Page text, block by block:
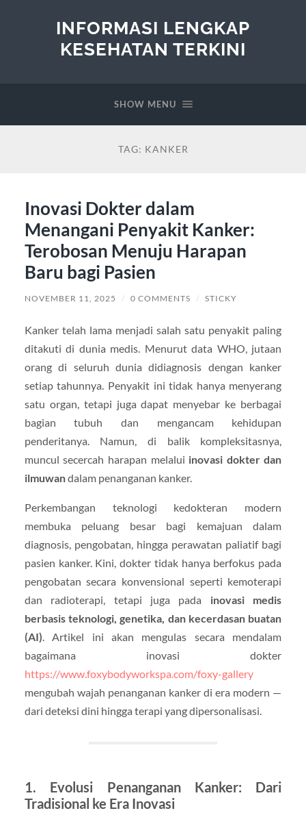
INFORMASI LENGKAP
KESEHATAN TERKINI
SHOW MENU
TAG: KANKER
Inovasi Dokter dalam
Menangani Penyakit Kanker:
Terobosan Menuju Harapan
Baru bagi Pasien
NOVEMBER 11, 2025 / 0 COMMENTS / STICKY
Kanker telah lama menjadi salah satu penyakit paling
ditakuti di dunia medis. Menurut data WHO, jutaan
orang di seluruh dunia didiagnosis dengan kanker
setiap tahunnya. Penyakit ini tidak hanya menyerang
satu organ, tetapi juga dapat menyebar ke berbagai
bagian tubuh dan mengancam kehidupan
penderitanya. Namun, di balik kompleksitasnya,
muncul secercah harapan melalui inovasi dokter dan
ilmuwandalam penanganan kanker.
Perkembangan teknologi kedokteran modern
membuka peluang besar bagi kemajuan dalam
diagnosis, pengobatan, hingga perawatan paliatif bagi
pasien kanker. Kini, dokter tidak hanya berfokus pada
pengobatan secara konvensional seperti kemoterapi
dan radioterapi, tetapi juga pada inovasi medis
berbasis teknologi, genetika, dan kecerdasan buatan
(AI) . Artikel ini akan mengulas secara mendalam
bagaimana inovasi dokter
https://www.foxybodyworkspa.com/foxy-gallery
mengubah wajah penanganan kanker di era modern —
dari deteksi dini hingga terapi yang dipersonalisasi.
1. Evolusi Penanganan Kanker: Dari
Tradisional ke Era Inovasi